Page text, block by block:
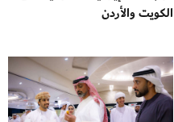
الكويت والأردن